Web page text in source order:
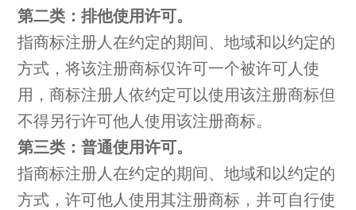
第二类：排他使用许可。
指商标注册人在约定的期间、地域和以约定的
方式，将该注册商标仅许可一个被许可人使
用，商标注册人依约定可以使用该注册商标但
不得另行许可他人使用该注册商标。
第三类：普通使用许可。
指商标注册人在约定的期间、地域和以约定的
方式，许可他人使用其注册商标，并可自行使